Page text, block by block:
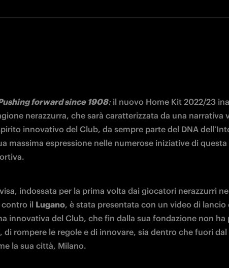
forward since 1908: il nuovo Home Kit 2022/23
nerazzurra, che sarà caratterizzata da una narrativa
innovativo del Club, da sempre parte del DNA
massima espressione nelle numerose iniziative di
indossata per la prima volta dai giocatori nerazzurri
il Lugano, è stata presentata con un video di lancio
innovativa del Club, che fin dalla sua fondazione non ha
di rompere le regole e di innovare, sia dentro che fuori dal
la sua città, Milano.